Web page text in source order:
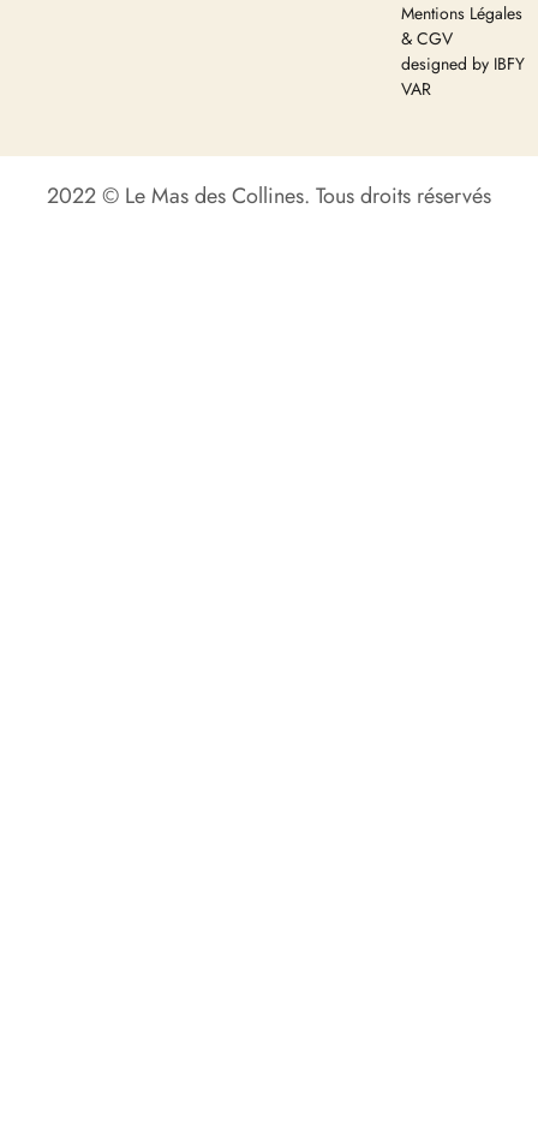
Mentions Légales
& CGV
designed by IBFY
VAR
2022 © Le Mas des Collines. Tous droits réservés